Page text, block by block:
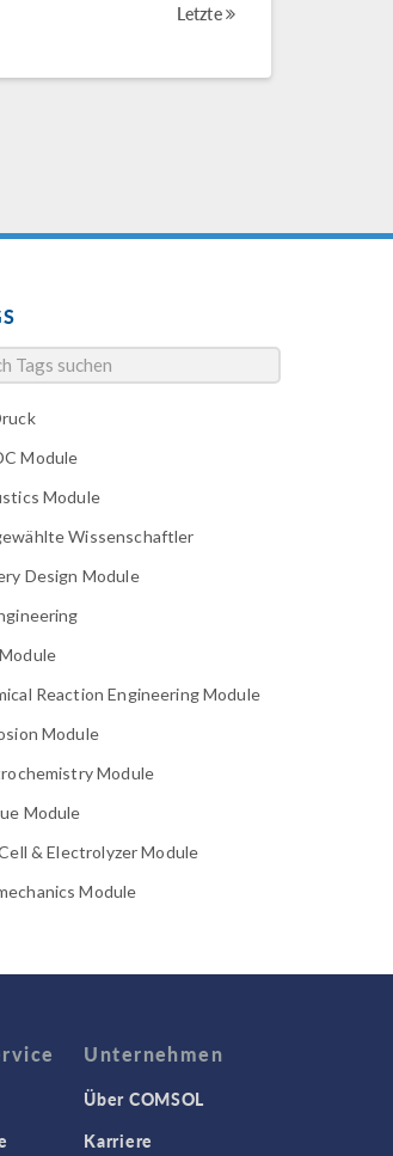
Letzte
Module
Module
Wissenschaftler
Design Module
Reaction Engineering Module
Module
Module
Module
& Electrolyzer Module
Module
Transfer Module
Unternehmen
Über COMSOL
Karriere